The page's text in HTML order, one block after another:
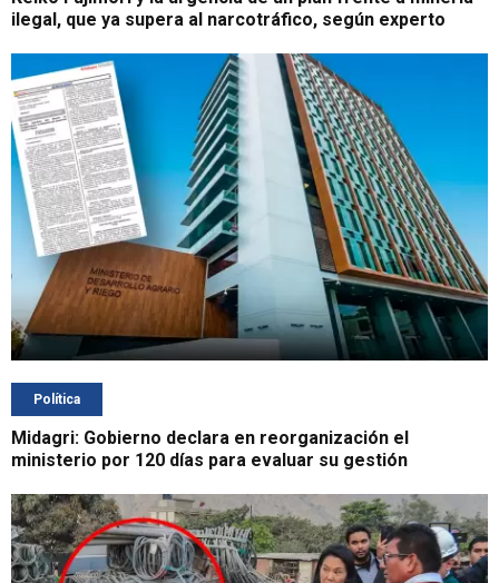
ilegal, que ya supera al narcotráfico, según experto
Política
Midagri: Gobierno declara en reorganización el
ministerio por 120 días para evaluar su gestión